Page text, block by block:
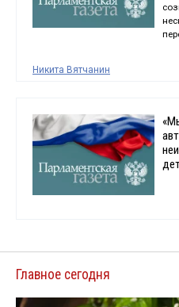
Никита Вятчанин
Главное сегодня